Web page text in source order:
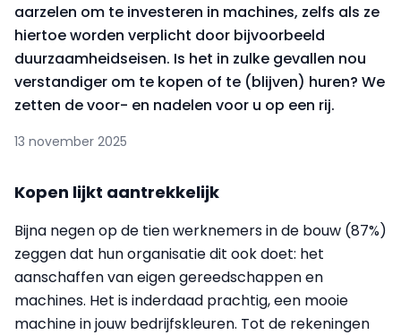
aarzelen om te investeren in machines, zelfs als ze
hiertoe worden verplicht door bijvoorbeeld
duurzaamheidseisen. Is het in zulke gevallen nou
verstandiger om te kopen of te (blijven) huren? We
zetten de voor- en nadelen voor u op een rij.
13 november 2025
Kopen lijkt aantrekkelijk
Bijna negen op de tien werknemers in de bouw (87%)
zeggen dat hun organisatie dit ook doet: het
aanschaffen van eigen gereedschappen en
machines. Het is inderdaad prachtig, een mooie
machine in jouw bedrijfskleuren. Tot de rekeningen